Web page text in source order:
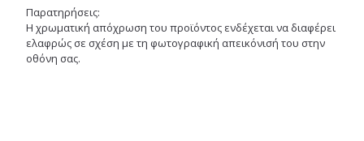
Παρατηρήσεις:
Η χρωματική απόχρωση του προϊόντος ενδέχεται να διαφέρει
ελαφρώς σε σχέση με τη φωτογραφική απεικόνισή του στην
οθόνη σας.